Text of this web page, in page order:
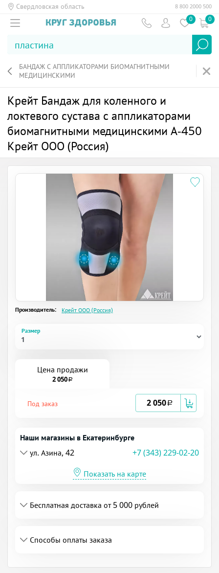
Свердловская область 8 800 2000 500
0 0
БАНДАЖ С АППЛИКАТОРАМИ БИОМАГНИТНЫМИ
МЕДИЦИНСКИМИ
Крейт Бандаж для коленного и
локтевого сустава с аппликаторами
биомагнитными медицинскими А-450
Крейт ООО (Россия)
Производитель: Крейт ООО (Россия)
Размер
Цена продажи
2 050a
Под заказ 2 050a
Наши магазины в Екатеринбурге
ул. Азина, 42
+7 (343) 229-02-20
Показать на карте
Бесплатная доставка от 5 000 рублей
Способы оплаты заказа